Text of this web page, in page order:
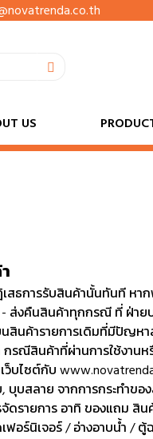
US
สธการรับสินค้านั้นทันที ห
งคืนสินค้าทุกกรณี ที่ ฝ่าย
สินค้ารายการเดิมที่มีปัญห
รณีสินค้าที่ผ่านการใช้งาน
บไซต์กับ
บุบสลาย จากการกระทำข
จัดรายการ อาทิ ของแถม
อร์นิเจอร์ / อ่างอาบน้ำ /